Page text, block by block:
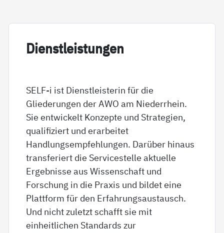
Di­enst­leis­tun­gen
SELF-i ist Dienstleisterin für die
Gliederungen der AWO am Niederrhein.
Sie entwickelt Konzepte und Strategien,
qualifiziert und erarbeitet
Handlungsempfehlungen. Darüber hinaus
transferiert die Servicestelle aktuelle
Ergebnisse aus Wissenschaft und
Forschung in die Praxis und bildet eine
Plattform für den Erfahrungsaustausch.
Und nicht zuletzt schafft sie mit
einheitlichen Standards zur